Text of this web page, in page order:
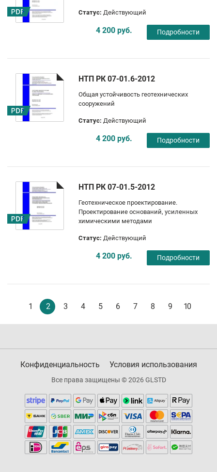
Статус: Действующий
4 200 руб. Подробности
НТП РК 07-01.6-2012
Общая устойчивость геотехнических
сооружений
Статус: Действующий
4 200 руб. Подробности
НТП РК 07-01.5-2012
Геотехническое проектирование.
Проектирование оснований, усиленных
химическими методами
Статус: Действующий
4 200 руб. Подробности
1 2 3 4 5 6 7 8 9 10
Конфиденциальность Условия использования
Все права защищены © 2026 GLSTD